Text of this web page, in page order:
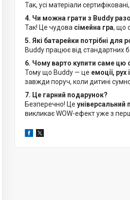
Так, усі матеріали
4. Чи можна грати з Buddy
Так! Це чудова сімейна гра, що
5. Які батарейки потрібні для
Buddy працює від стандартних
6. Чому варто купити саме цю
Тому що Buddy — це емоції, рух
завжди поруч, коли дитині
7. Це гарний подарунок?
Безперечно! Це універсальний
викликає WOW-ефект уже з